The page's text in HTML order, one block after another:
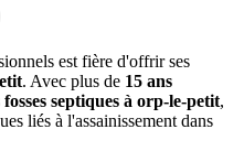
est fière d'offrir ses
. Avec plus de 15 ans
septiques à orp-le-petit,
liés à l'assainissement dans